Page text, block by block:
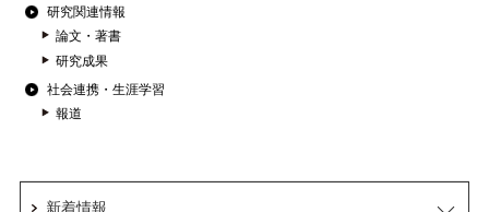
研究関連情報
論文・著書
研究成果
社会連携・生涯学習
報道
新着情報